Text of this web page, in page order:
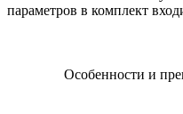
параметров в комплект
Особенности и